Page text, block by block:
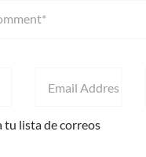
tu lista de correos